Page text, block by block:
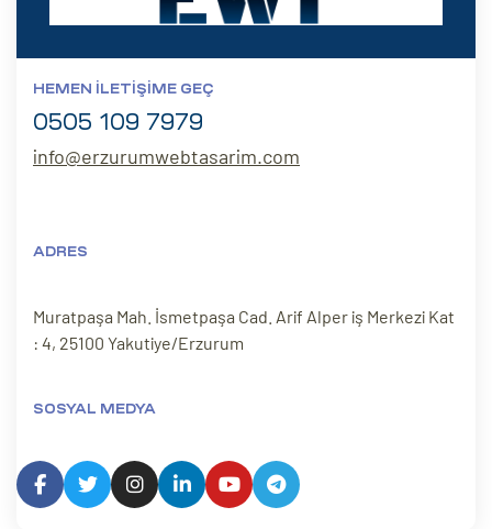
HEMEN İLETIŞIME GEÇ
0505 109 7979
info@erzurumwebtasarim.com
ADRES
Muratpaşa Mah. İsmetpaşa Cad. Arif Alper iş Merkezi Kat
: 4, 25100 Yakutiye/Erzurum
SOSYAL MEDYA